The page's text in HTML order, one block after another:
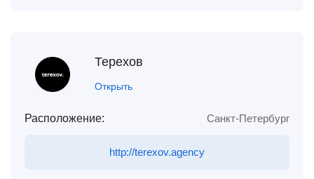
Терехов
Открыть
Расположение: Санкт-Петербург
http://terexov.agency